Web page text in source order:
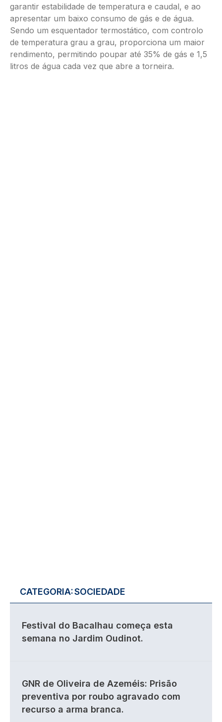
garantir estabilidade de temperatura e caudal, e ao
apresentar um baixo consumo de gás e de água.
Sendo um esquentador termostático, com controlo
de temperatura grau a grau, proporciona um maior
rendimento, permitindo poupar até 35% de gás e 1,5
litros de água cada vez que abre a torneira.
CATEGORIA:SOCIEDADE
Festival do Bacalhau começa esta
semana no Jardim Oudinot.
GNR de Oliveira de Azeméis: Prisão
preventiva por roubo agravado com
recurso a arma branca.